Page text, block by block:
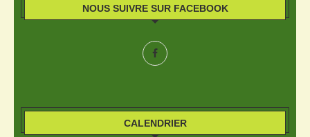
NOUS SUIVRE SUR FACEBOOK
CALENDRIER